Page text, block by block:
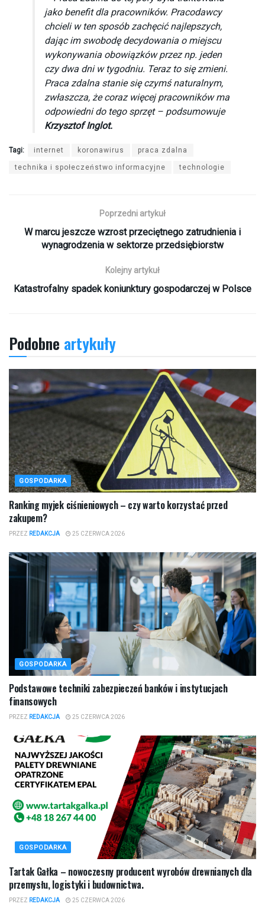
jako benefit dla pracowników. Pracodawcy
chcieli w ten sposób zachęcić najlepszych,
dając im swobodę decydowania o miejscu
wykonywania obowiązków przez np. jeden
czy dwa dni w tygodniu. Teraz to się zmieni.
Praca zdalna stanie się czymś naturalnym,
zwłaszcza, że coraz więcej pracowników ma
odpowiedni do tego sprzęt – podsumowuje
Krzysztof Inglot.
Tagi: internet koronawirus praca zdalna
technika i społeczeństwo informacyjne technologie
Poprzedni artykuł
W marcu jeszcze wzrost przeciętnego zatrudnienia i
wynagrodzenia w sektorze przedsiębiorstw
Kolejny artykuł
Katastrofalny spadek koniunktury gospodarczej w Polsce
Podobne artykuły
GOSPODARKA
Ranking myjek ciśnieniowych – czy warto korzystać przed
zakupem?
PRZEZ REDAKCJA 25 CZERWCA 2026
GOSPODARKA
Podstawowe techniki zabezpieczeń banków i instytucjach
finansowych
PRZEZ REDAKCJA 25 CZERWCA 2026
GOSPODARKA
Tartak Gałka – nowoczesny producent wyrobów drewnianych dla
przemysłu, logistyki i budownictwa.
PRZEZ REDAKCJA 25 CZERWCA 2026